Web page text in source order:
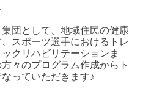
集団として、地域住民の健康
スポーツ選手におけるトレ
クリハビリテーションま
々のプログラム作成からト
っていただきます♪